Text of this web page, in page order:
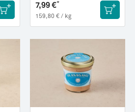
7,99 €*
159,80 € / kg